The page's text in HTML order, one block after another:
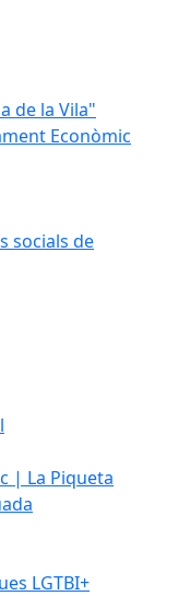
de la Vila"
Econòmic
socials de
| La Piqueta
LGTBI+